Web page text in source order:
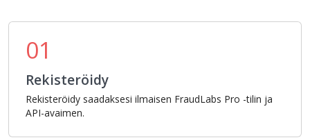
01
Rekisteröidy
Rekisteröidy saadaksesi ilmaisen FraudLabs Pro -tilin ja
API-avaimen.